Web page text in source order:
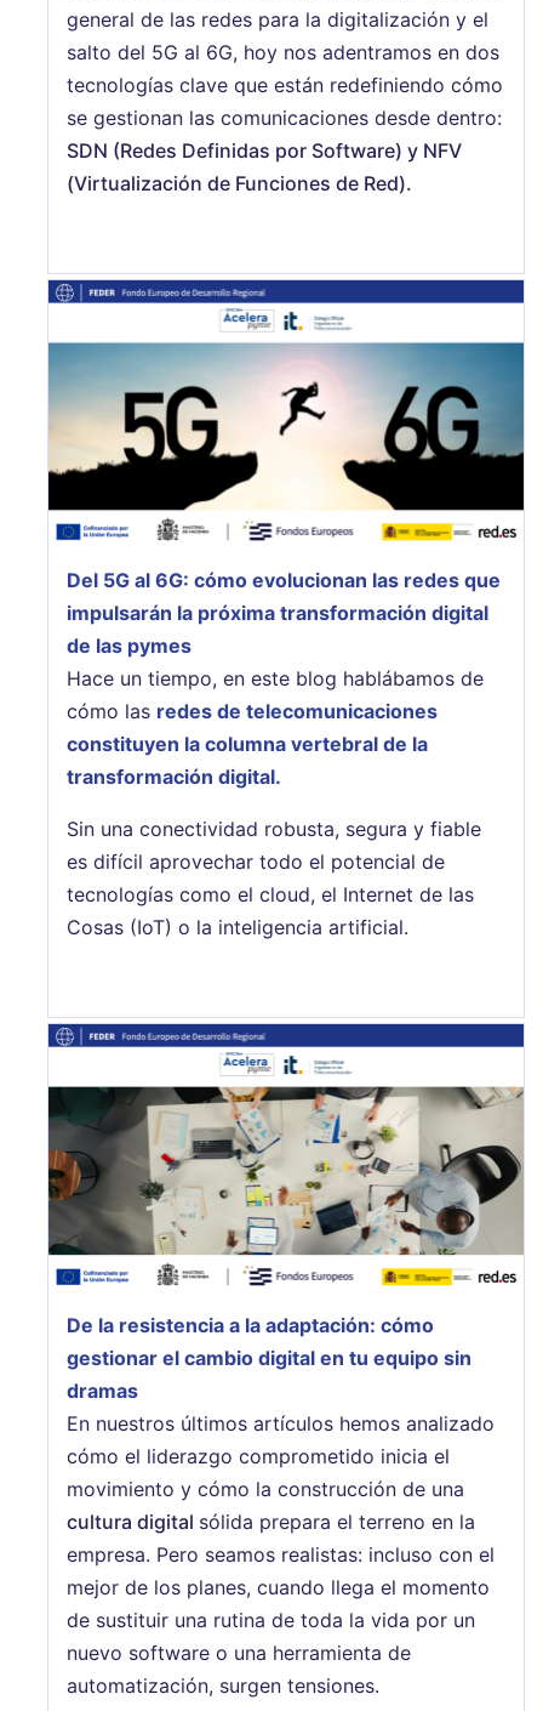
general de las redes para la digitalización y el
salto del 5G al 6G, hoy nos adentramos en dos
tecnologías clave que están redefiniendo cómo
se gestionan las comunicaciones desde dentro:
SDN (Redes Definidas por Software) y NFV
(Virtualización de Funciones de Red).
Del 5G al 6G: cómo evolucionan las redes que
impulsarán la próxima transformación digital
de las pymes
Hace un tiempo, en este blog hablábamos de
cómo las redes de telecomunicaciones
constituyen la columna vertebral de la
transformación digital.
Sin una conectividad robusta, segura y fiable
es difícil aprovechar todo el potencial de
tecnologías como el cloud, el Internet de las
Cosas (IoT) o la inteligencia artificial.
De la resistencia a la adaptación: cómo
gestionar el cambio digital en tu equipo sin
dramas
En nuestros últimos artículos hemos analizado
cómo el liderazgo comprometido inicia el
movimiento y cómo la construcción de una
cultura digital sólida prepara el terreno en la
empresa. Pero seamos realistas: incluso con el
mejor de los planes, cuando llega el momento
de sustituir una rutina de toda la vida por un
nuevo software o una herramienta de
automatización, surgen tensiones.